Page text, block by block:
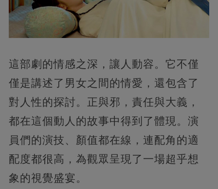
這部劇的情感之深，讓人動容。它不僅
僅是講述了男女之間的情愛，還包含了
對人性的探討。正與邪，責任與大義，
都在這個動人的故事中得到了體現。演
員們的演技、顏值都在線，連配角的適
配度都很高，為觀眾呈現了一場超乎想
象的視覺盛宴。